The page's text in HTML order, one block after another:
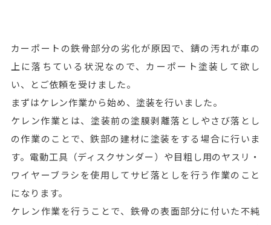
カーポートの鉄骨部分の劣化が原因で、錆の汚れが車の
上に落ちている状況なので、カーポート塗装して欲し
い、とご依頼を受けました。
まずはケレン作業から始め、塗装を行いました。
ケレン作業とは、塗装前の塗膜剥離落としやさび落とし
の作業のことで、鉄部の建材に塗装をする場合に行いま
す。電動工具（ディスクサンダー）や目粗し用のヤスリ・
ワイヤーブラシを使用してサビ落としを行う作業のこと
になります。
ケレン作業を行うことで、鉄骨の表面部分に付いた不純